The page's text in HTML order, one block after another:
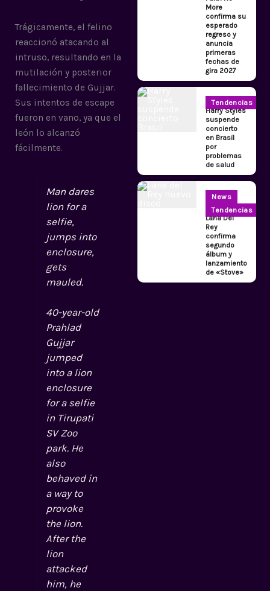
Trágicamente, el felino
reaccionó atacando al
intruso, resultando en la
mutilación y posterior
fallecimiento de Gujjar.
Sus intentos de escape
fueron en vano, ya que el
león lo alcanzó
fácilmente.
Man dares
lion for a
selfie,
jumps into
enclosure,
gets
mauled.
40-year-old
Prahlad
Gujjar
jumped
into a lion
enclosure
for a selfie
in Tirupati
SV Zoo
park. He
also
behaved in
a way to
provoke
the lion.
After the
lion
attacked
him, he
More
confirma su
esperado
regreso y
anuncia
primeras
fechas de
gira 2027
Tendencias
Harry Styles
suspende
concierto
en Brasil
por
problemas
de salud
News
Tendencias
Lana Del
Rey
confirma
segundo
álbum y
lanzamiento
de «Stove»